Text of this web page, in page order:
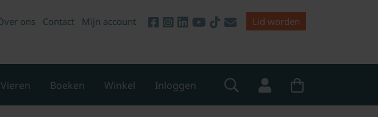
ons Contact Mijn account Lid worden
Vieren Boeken Winkel Inloggen